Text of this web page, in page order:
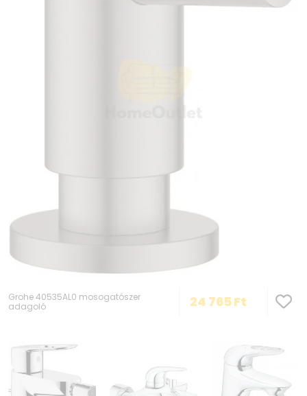
Grohe 40535AL0 mosogatószer
adagoló
24 765Ft